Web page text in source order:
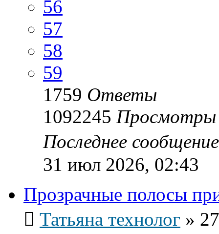
56
57
58
59
1759 Ответы
1092245 Просмотры
Последнее
31 июл 2026, 02:43
Прозрачные полосы
Татьяна технолог »